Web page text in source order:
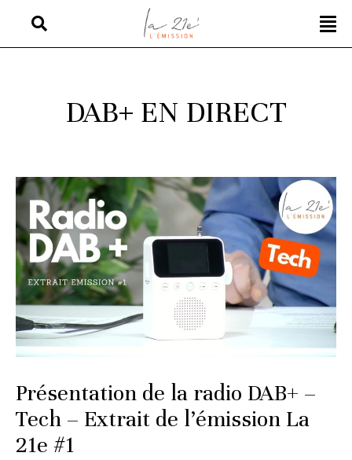
DAB+ EN DIRECT
Présentation de la radio DAB+ –
Tech – Extrait de l’émission La
21e #1